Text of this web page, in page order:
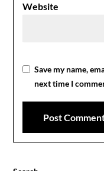
Website
Save my name,
next time I